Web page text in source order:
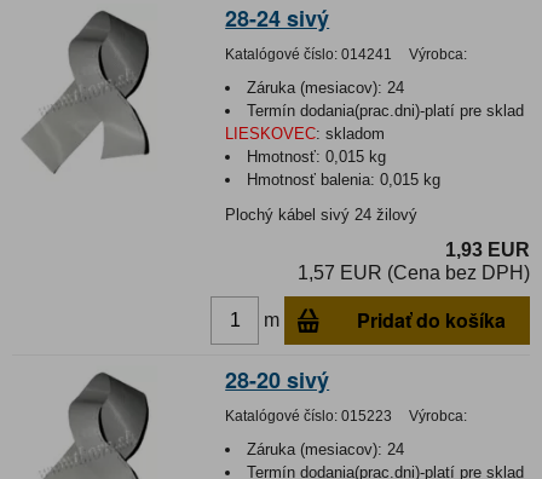
28-24 sivý
Katalógové číslo: 014241 Výrobca:
Záruka (mesiacov): 24
Termín dodania(prac.dni)-platí pre sklad
LIESKOVEC: skladom
Hmotnosť:0,015 kg
Hmotnosť balenia:0,015 kg
Plochý kábel sivý 24 žilový
1,93 EUR
1,57 EUR (Cena bez DPH)
m Pridať do košíka
28-20 sivý
Katalógové číslo: 015223 Výrobca:
Záruka (mesiacov): 24
Termín dodania(prac.dni)-platí pre sklad